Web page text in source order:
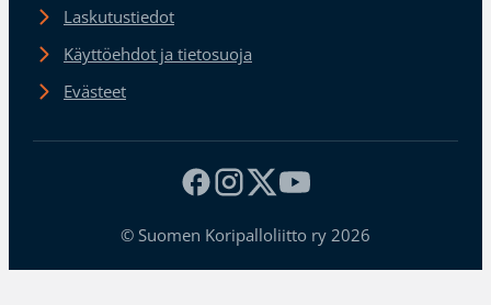
Laskutustiedot
Käyttöehdot ja tietosuoja
Evästeet
© Suomen Koripalloliitto ry 2026